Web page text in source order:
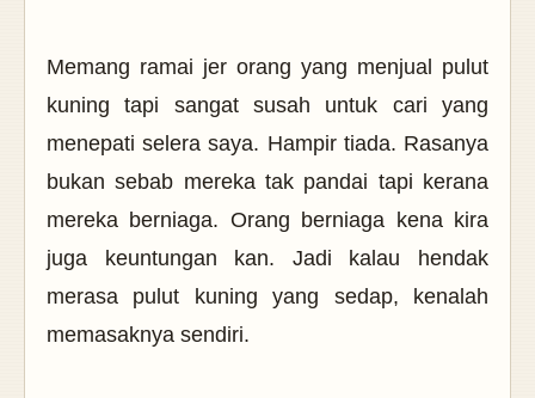
Memang ramai jer orang yang menjual pulut
kuning tapi sangat susah untuk cari yang
menepati selera saya. Hampir tiada. Rasanya
bukan sebab mereka tak pandai tapi kerana
mereka berniaga. Orang berniaga kena kira
juga keuntungan kan. Jadi kalau hendak
merasa pulut kuning yang sedap, kenalah
memasaknya sendiri.